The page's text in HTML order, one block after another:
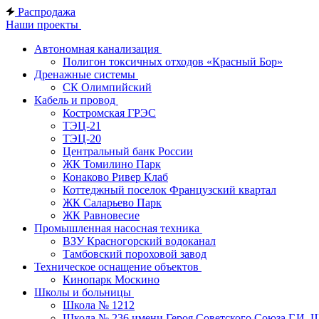
Распродажа
Наши проекты
Автономная канализация
Полигон токсичных отходов «Красный Бор»
Дренажные системы
СК Олимпийский
Кабель и провод
Костромская ГРЭС
ТЭЦ-21
ТЭЦ-20
Центральный банк России
ЖК Томилино Парк
Конаково Ривер Клаб
Коттеджный поселок Французский квартал
ЖК Саларьево Парк
ЖК Равновесие
Промышленная насосная техника
ВЗУ Красногорский водоканал
Тамбовский пороховой завод
Техническое оснащение объектов
Кинопарк Москино
Школы и больницы
Школа № 1212